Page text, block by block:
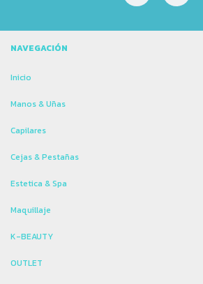
NAVEGACIÓN
Inicio
Manos & Uñas
Capilares
Cejas & Pestañas
Estetica & Spa
Maquillaje
K-BEAUTY
OUTLET